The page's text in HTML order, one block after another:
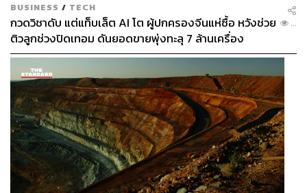
BUSINESS / TECH
กวดวิชาดับ แต่แท็บเล็ต AI โต ผู้ปกครองจีนแห่ซื้อ หวังช่วย
ติวลูกช่วงปิดเทอม ดันยอดขายพุ่งทะลุ 7 ล้านเครื่อง
...